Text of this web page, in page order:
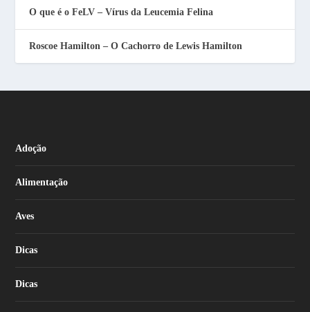
O que é o FeLV – Vírus da Leucemia Felina
Roscoe Hamilton – O Cachorro de Lewis Hamilton
Adoção
Alimentação
Aves
Dicas
Dicas